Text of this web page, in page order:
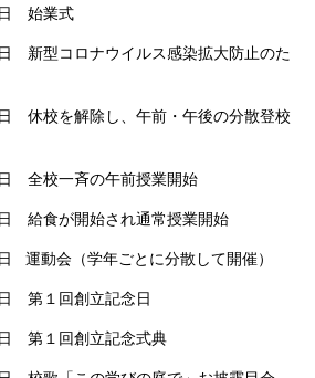
始業式
型コロナウイルス感染拡大防止のた
校を解除し、午前・午後の分散登校
全校一斉の午前授業開始
食が開始され通常授業開始
運動会（学年ごとに分散して開催）
第１回創立記念日
第１回創立記念式典